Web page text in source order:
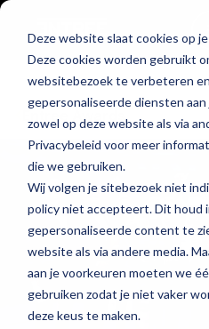
Deze website slaat cookies op
Deze cookies worden gebruikt
websitebezoek te verbeteren
gepersonaliseerde diensten aan
zowel op deze website als via
Privacybeleid voor meer
die we gebruiken.
Wij volgen je sitebezoek niet
policy niet accepteert. Dit houd
gepersonaliseerde content te
website als via andere media.
aan je voorkeuren moeten we
gebruiken zodat je niet vaker
deze keus te maken.
Entree Awards